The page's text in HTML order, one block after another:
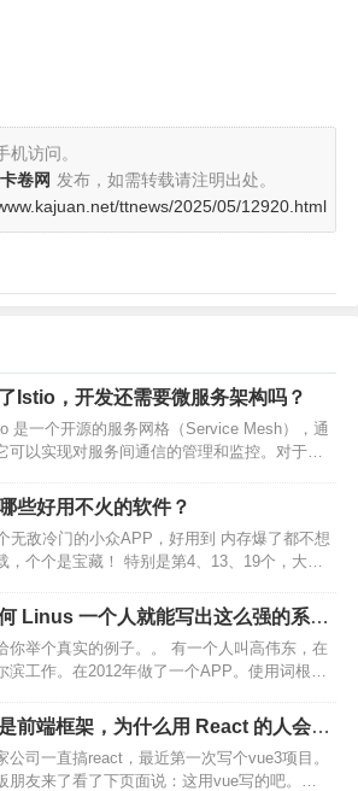
访问。
卡卷网 发布，如需转载请注明出处。
ttnews/2025/05/12920.html
Istio，开发还需要微服务架构吗？
是一个开源的服务网格（Service Mesh），通
可以实现对服务间通信的管理和监控。对于那
可以提供一个“透明”的安全保护层，而不需要对
本身进行任何代码修改。…
些好用不火的软件？
无敌冷门的小众APP，好用到 内存爆了都不想
，个个是宝藏！ 特别是第4、13、19个，大多
[iPhone/Android]好用指数：⭐⭐⭐⭐⭐ 下载地
各大应用商店…
Linus 一个人就能写出这么强的系
中国却做不出来？
你举个真实的例子。。 有一个人叫高伟东，在
滨工作。在2012年做了一个APP。使用词根词
余条词根，给10万多条单词建立了词根索引，
了50多万条的单词记忆方法，包括新版本的诸
…
前端框架，为什么用 React 的人会有
感？
公司一直搞react，最近第一次写个vue3项目。
朋友来了看了下页面说：这用vue写的吧。